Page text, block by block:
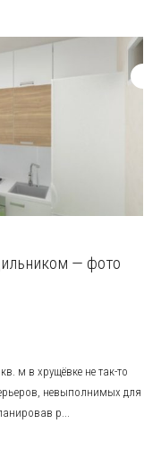
— фото
м в хрущёвке не так-то
невыполнимых для
р...